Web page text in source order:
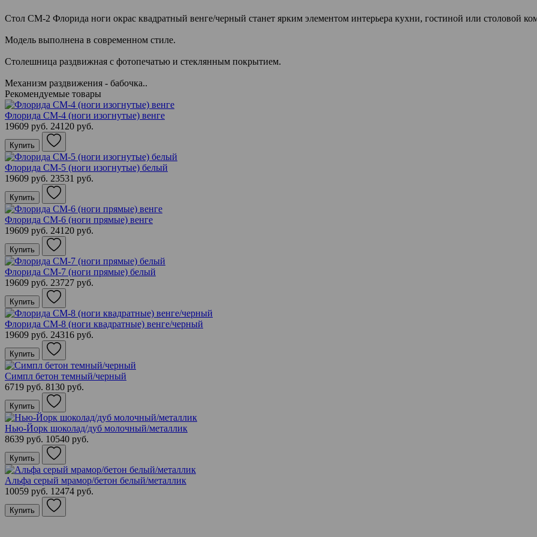
Стол СМ-2 Флорида ноги окрас квадратный венге/черный станет ярким элементом интерьера кухни, гостиной или столовой
Модель выполнена в современном стиле.
Столешница раздвижная с фотопечатью и стеклянным покрытием.
Механизм раздвижения - бабочка..
Рекомендуемые товары
Флорида СМ-4 (ноги изогнутые) венге
19609 руб. 24120 руб.
Купить
Флорида СМ-5 (ноги изогнутые) белый
19609 руб. 23531 руб.
Купить
Флорида СМ-6 (ноги прямые) венге
19609 руб. 24120 руб.
Купить
Флорида СМ-7 (ноги прямые) белый
19609 руб. 23727 руб.
Купить
Флорида СМ-8 (ноги квадратные) венге/черный
19609 руб. 24316 руб.
Купить
Симпл бетон темный/черный
6719 руб. 8130 руб.
Купить
Нью-Йорк шоколад/дуб молочный/металлик
8639 руб. 10540 руб.
Купить
Альфа серый мрамор/бетон белый/металлик
10059 руб. 12474 руб.
Купить